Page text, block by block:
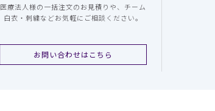
医療法人様の一括注文のお見積りや、チーム
白衣・刺繍などお気軽にご相談ください。
お問い合わせはこちら